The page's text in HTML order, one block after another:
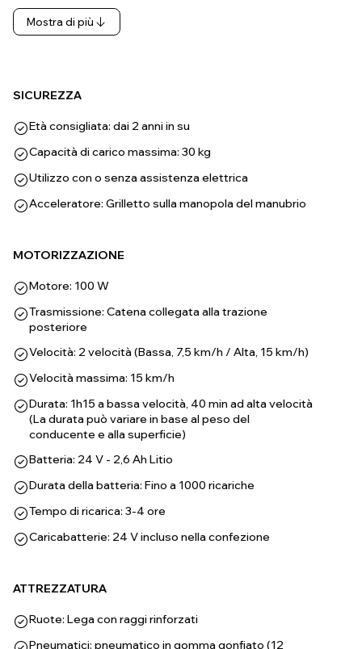
Mostra di più
SICUREZZA
Età consigliata: dai 2 anni in su
Capacità di carico massima: 30 kg
Utilizzo con o senza assistenza elettrica
Acceleratore: Grilletto sulla manopola del manubrio
MOTORIZZAZIONE
Motore: 100 W
Trasmissione: Catena collegata alla trazione
posteriore
Velocità: 2 velocità (Bassa, 7,5 km/h / Alta, 15 km/h)
Velocità massima: 15 km/h
Durata: 1h15 a bassa velocità, 40 min ad alta velocità
(La durata può variare in base al peso del
conducente e alla superficie)
Batteria: 24 V - 2,6 Ah Litio
Durata della batteria: Fino a 1000 ricariche
Tempo di ricarica: 3-4 ore
Caricabatterie: 24 V incluso nella confezione
ATTREZZATURA
Ruote: Lega con raggi rinforzati
Pneumatici: pneumatico in gomma gonfiato (12